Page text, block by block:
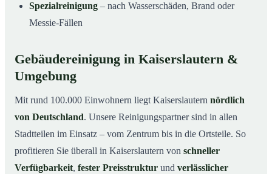
Spezialreinigung – nach Wasserschäden, Brand oder
Messie-Fällen
Gebäudereinigung in Kaiserslautern &
Umgebung
Mit rund 100.000 Einwohnern liegt Kaiserslautern nördlich
von Deutschland. Unsere Reinigungspartner sind in allen
Stadtteilen im Einsatz – vom Zentrum bis in die Ortsteile. So
profitieren Sie überall in Kaiserslautern von schneller
Verfügbarkeit, fester Preisstruktur und verlässlicher